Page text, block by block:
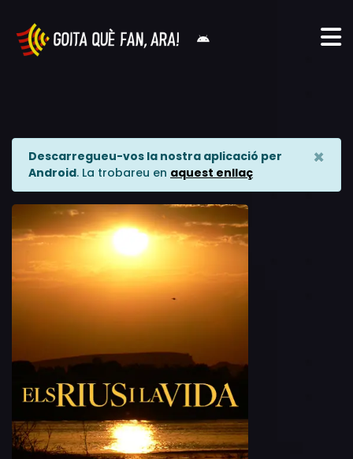
Descarregueu-vos la nostra aplicació per
Android. La trobareu en aquest enllaç
×